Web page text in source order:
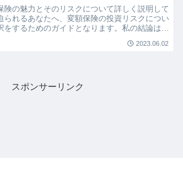
険の魅力とそのリスクについて詳しく説明して
られるあなたへ、変額保険の投資リスクについ
をするためのガイドとなります。私の結論は、
るための適切な保険選びをしましょう。2023.06.02
スポンサーリンク